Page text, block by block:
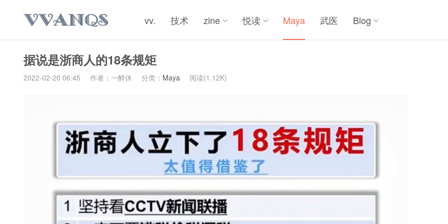
vv. 技术 zine 悦读 Maya 武医 Blog
据说是浙商人的18条规矩
2022-02-20 06:45 作者：一醉休 分类： Maya 阅读(1.12K)